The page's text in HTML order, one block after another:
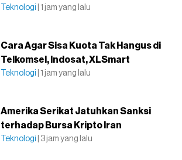
Teknologi | 1 jam yang lalu
Cara Agar Sisa Kuota Tak Hangus di
Telkomsel, Indosat, XLSmart
Teknologi | 1 jam yang lalu
Amerika Serikat Jatuhkan Sanksi
terhadap Bursa Kripto Iran
Teknologi | 3 jam yang lalu